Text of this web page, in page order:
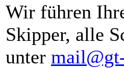
Wir führen
Skipper, alle
unter